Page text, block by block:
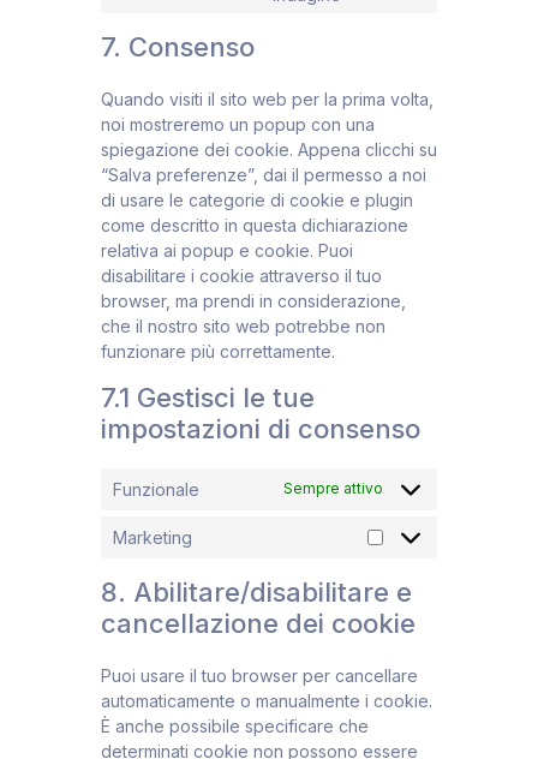
7. Consenso
Quando visiti il sito web per la prima volta,
noi mostreremo un popup con una
spiegazione dei cookie. Appena clicchi su
“Salva preferenze”, dai il permesso a noi
di usare le categorie di cookie e plugin
come descritto in questa dichiarazione
relativa ai popup e cookie. Puoi
disabilitare i cookie attraverso il tuo
browser, ma prendi in considerazione,
che il nostro sito web potrebbe non
funzionare più correttamente.
7.1 Gestisci le tue
impostazioni di consenso
Funzionale Sempre attivo
Marketing
8. Abilitare/disabilitare e
cancellazione dei cookie
Puoi usare il tuo browser per cancellare
automaticamente o manualmente i cookie.
È anche possibile specificare che
determinati cookie non possono essere